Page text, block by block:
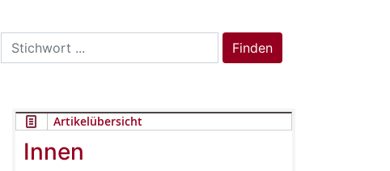
Search
for:
Finden
Artikelübersicht
Innen